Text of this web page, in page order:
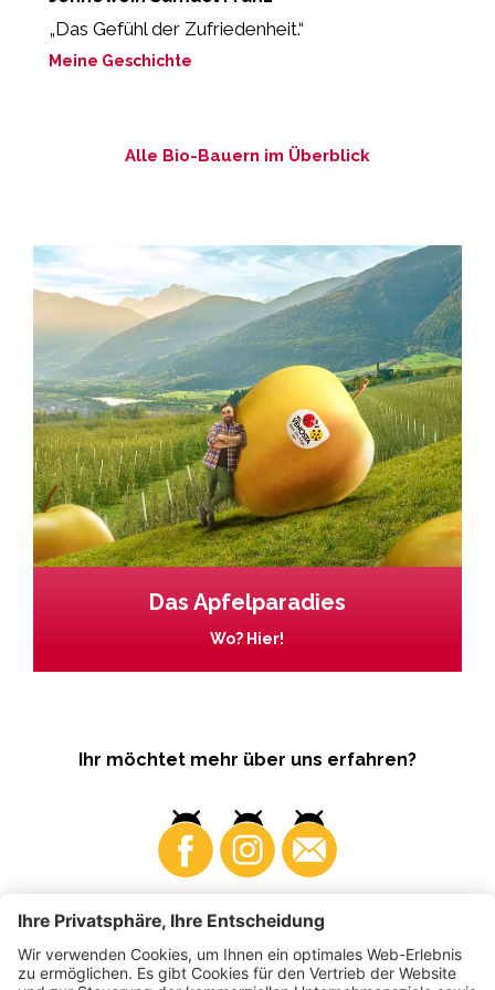
„Das Gefühl der Zufriedenheit.“
Meine Geschichte
Alle Bio-Bauern im Überblick
Das Apfelparadies
Wo? Hier!
Ihr möchtet mehr über uns erfahren?
Business Produzenten